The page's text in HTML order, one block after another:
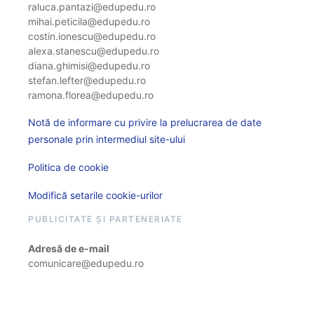
raluca.pantazi@edupedu.ro
mihai.peticila@edupedu.ro
costin.ionescu@edupedu.ro
alexa.stanescu@edupedu.ro
diana.ghimisi@edupedu.ro
stefan.lefter@edupedu.ro
ramona.florea@edupedu.ro
Notă de informare cu privire la prelucrarea de date
personale prin intermediul site-ului
Politica de cookie
Modifică setarile cookie-urilor
PUBLICITATE ȘI PARTENERIATE
Adresă de e-mail
comunicare@edupedu.ro